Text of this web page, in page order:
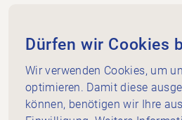
Dammweg 3
3013 Bern
+41 58 255 36 00
info@physioswiss.ch
Social Media
Dürfen wir Cookies
Wir verwenden Cookies, um
optimieren. Damit diese
können, benötigen wir Ihre